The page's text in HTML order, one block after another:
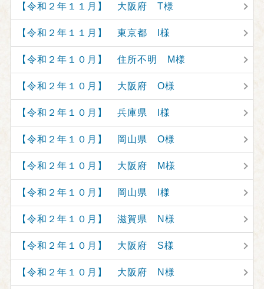
【令和２年１１月】 大阪府 T様
【令和２年１１月】 東京都 I様
【令和２年１０月】 住所不明 M様
【令和２年１０月】 大阪府 O様
【令和２年１０月】 兵庫県 I様
【令和２年１０月】 岡山県 O様
【令和２年１０月】 大阪府 M様
【令和２年１０月】 岡山県 I様
【令和２年１０月】 滋賀県 N様
【令和２年１０月】 大阪府 S様
【令和２年１０月】 大阪府 N様